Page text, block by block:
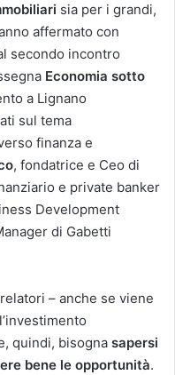
sia per i grandi,
affermato con
secondo incontro
Economia sotto
a Lignano
sul tema
finanza e
, fondatrice e Ceo di
e private banker
Development
di Gabetti
– anche se viene
quindi, bisogna sapersi
bene le opportunità.